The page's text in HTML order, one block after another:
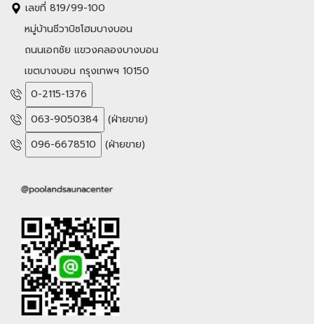
เลขที่ 819/99-100
หมู่บ้านชีวาบิซโฮมบางบอน
ถนนเอกชัย แขวงคลองบางบอน
เขตบางบอน กรุงเทพฯ 10150
0-2115-1376
063-9050384
(ฝ่ายขาย)
096-6678510
(ฝ่ายขาย)